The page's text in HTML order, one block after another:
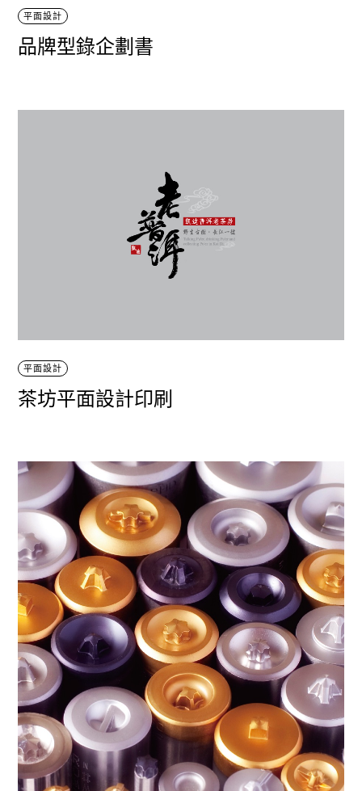
平面設計
品牌型錄企劃書
平面設計
茶坊平面設計印刷